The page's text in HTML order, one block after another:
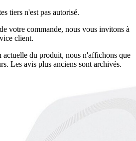
tiers n'est pas autorisé.
votre commande, nous vous invitons à
client.
actuelle du produit, nous n'affichons que
Les avis plus anciens sont archivés.